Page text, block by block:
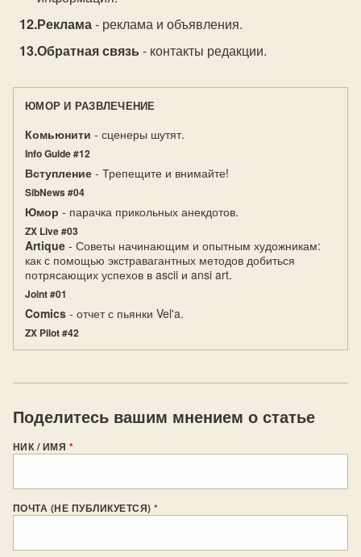
Реклама- реклама и объявления.
Обратная связь - контакты редакции.
ЮМОР И РАЗВЛЕЧЕНИЕ
Комьюнити - сценеры шутят.
Info Guide #12
Вступление - Трепещите и внимайте!
SibNews #04
Юмор - парачка прикольных анекдотов.
ZX Live #03
Artique - Советы начинающим и опытным художникам:
как с помощью экстравагантных методов добиться
потрясающих успехов в ascii и ansi art.
Joint #01
Comics - отчет с пьянки Vel'a.
ZX Pilot #42
Поделитесь вашим мнением о статье
НИК / ИМЯ *
ПОЧТА (НЕ ПУБЛИКУЕТСЯ)*